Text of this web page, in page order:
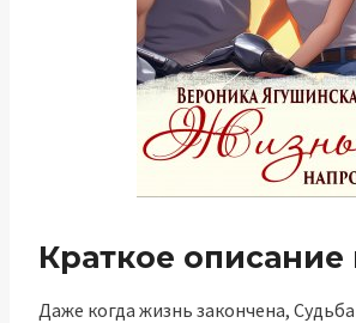
Краткое описание
Даже когда жизнь закончена,